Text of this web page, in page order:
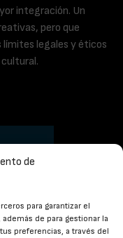
de
para garantizar el
de para gestionar la
preferencias, a través del
integración. Un
pero que
legales y éticos